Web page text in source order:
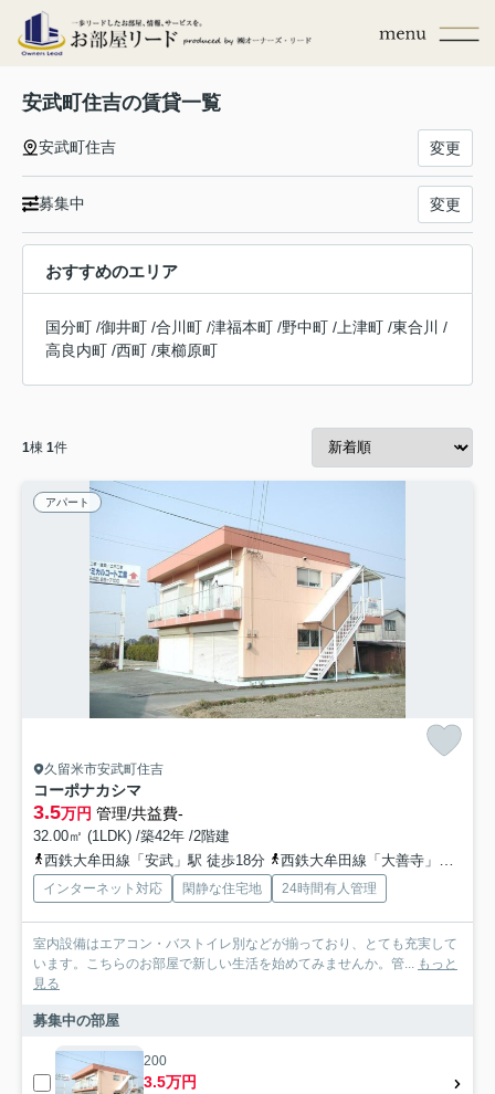
安武町住吉の賃貸一覧
安武町住吉 変更
募集中 変更
おすすめのエリア
国分町 /御井町 /合川町 /津福本町 /野中町 / 上津町 /東合川
/
高良内町 /西町 /東櫛原町
1棟 1件
アパート
久留米市安武町住吉
コーポナカシマ
3.5万円 管理/共益費-
32.00㎡ (1LDK) /築42年 /2階建
西鉄大牟田線「安武」駅 徒歩18分
西鉄大牟田線「大善寺」駅 徒歩30分
インターネット対応 閑静な住宅地 24時間有人管理
室内設備はエアコン・バストイレ別などが揃っており、とても充実して
います。こちらのお部屋で新しい生活を始めてみませんか。管...
もっと
見る
募集中の部屋
200
3.5万円